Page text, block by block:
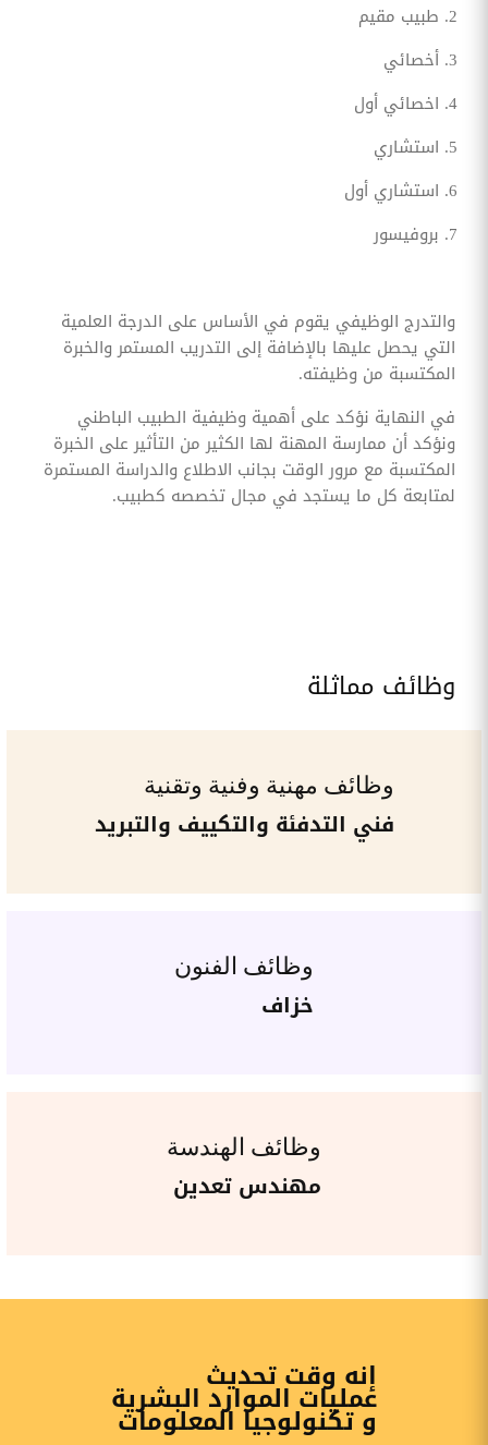
طبيب مقيم
أخصائي
اخصائي أول
استشاري
استشاري أول
بروفيسور
والتدرج الوظيفي يقوم في الأساس على الدرجة العلمية
التي يحصل عليها بالإضافة إلى التدريب المستمر والخبرة
المكتسبة من وظيفته.
في النهاية نؤكد على أهمية وظيفية الطبيب الباطني
ونؤكد أن ممارسة المهنة لها الكثير من التأثير على الخبرة
المكتسبة مع مرور الوقت بجانب الاطلاع والدراسة المستمرة
لمتابعة كل ما يستجد في مجال تخصصه كطبيب.
وظائف مماثلة
وظائف مهنية وفنية وتقنية
فني التدفئة والتكييف والتبريد
وظائف الفنون
خزاف
وظائف الهندسة
مهندس تعدين
إنه وقت تحديث
عمليات الموارد البشرية
و تكنولوجيا المعلومات